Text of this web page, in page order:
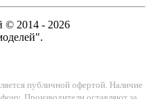
© 2014 - 2026
публичной офертой. Наличие